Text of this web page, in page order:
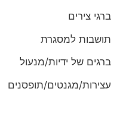
ברגי צירים
תושבות למסגרת
ברגים של ידיות/מנעול
עצירות/מגנטים/תופסנים